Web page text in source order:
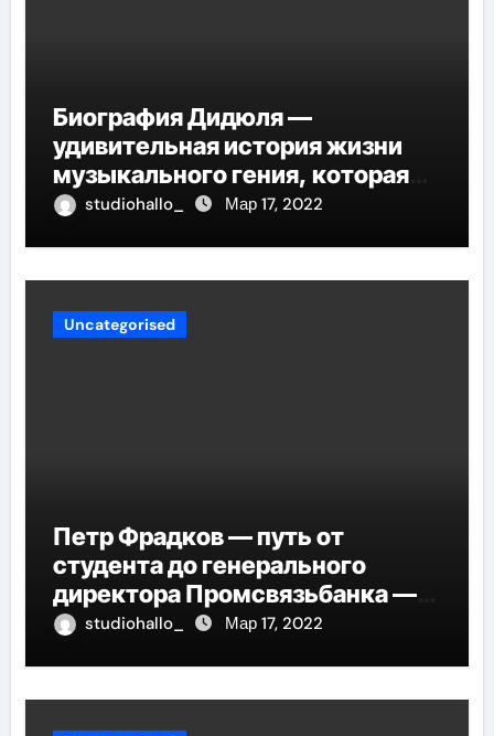
Биография Дидюля —
удивительная история жизни
музыкального гения, которая
проникнет в самые глубины
studiohallo_ Мар 17, 2022
Uncategorised
Петр Фрадков — путь от
студента до генерального
директора Промсвязьбанка —
биография и рост в банковской
studiohallo_ Мар 17, 2022